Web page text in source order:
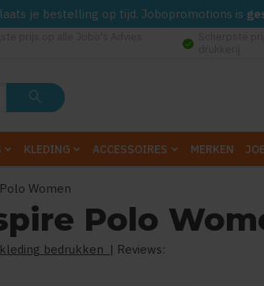
je bestelling op tijd. Jobopromotions is
check_circle
search
KLEDING ACCESSOIRES MERKEN
Women
Polo
bedrukken | Reviews: